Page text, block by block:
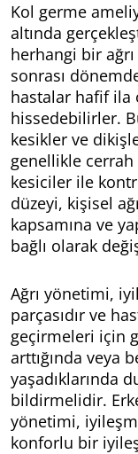
Kol germe
altında
herhangi bir
sonrası
hastalar hafif ila
hissedebilirler.
kesikler ve
genellikle cerrah
kesiciler ile
düzeyi, kişisel
kapsamına ve
bağlı olarak
Ağrı yönetimi,
parçasıdır ve
geçirmeleri için
arttığında veya
yaşadıklarında
bildirmelidir.
yönetimi,
konforlu bir